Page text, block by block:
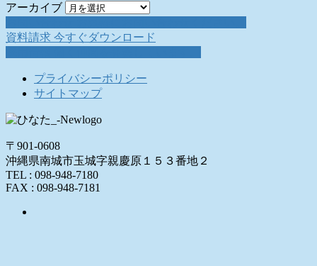
アーカイブ
資料請求 今すぐダウンロード
プライバシーポリシー
サイトマップ
〒901-0608
沖縄県南城市玉城字親慶原１５３番地２
TEL : 098-948-7180
FAX : 098-948-7181